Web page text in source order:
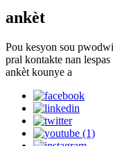
ankèt
Pou kesyon sou
pral kontakte nan lespas
ankèt kounye a